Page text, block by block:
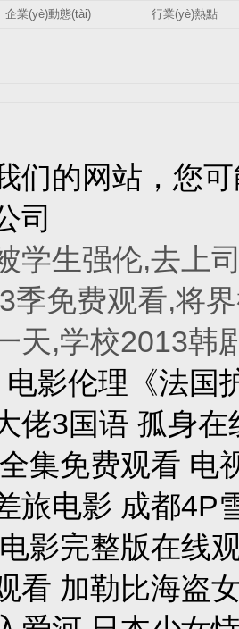
企業(yè)動態(tài) 行業(yè)熱點
们的网站，您
司
学生强伦,去上
季免费观看,将
天,学校2013韩